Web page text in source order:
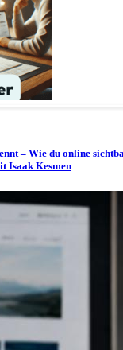
– Wie du online
Isaak Kesmen